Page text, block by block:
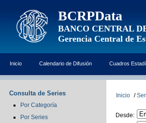
BCRPData
BANCO CENTRAL
Gerencia Central de
Inicio Calendario de Difusión Cuadros
Consulta de Series
Por Categoría
Por Series
Inicio /
Desde: